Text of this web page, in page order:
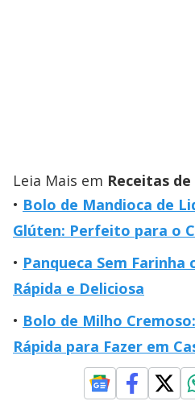
Leia Mais em Receitas de
Bolo de Mandioca de
Glúten: Perfeito para o
Panqueca Sem
Rápida e Deliciosa
Bolo de Milho
Rápida para Fazer em